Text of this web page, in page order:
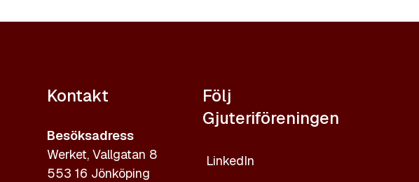
Kontakt
Besöksadress
Werket, Vallgatan 8
553 16 Jönköping
Följ
Gjuteriföreningen
LinkedIn